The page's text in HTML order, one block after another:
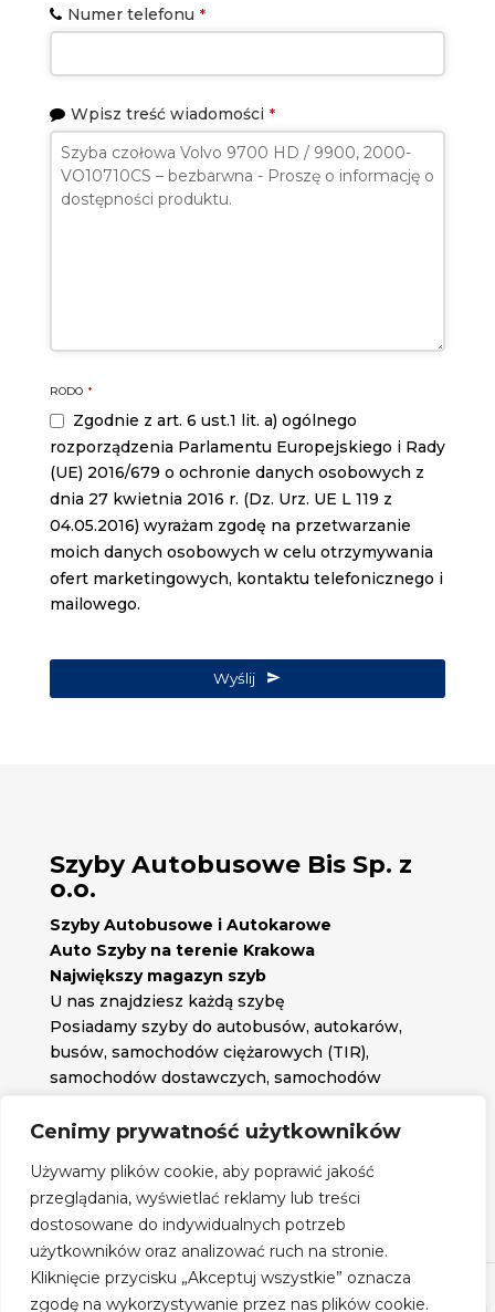
Cenimy prywatność użytkowników
Używamy plików cookie, aby poprawić jakość
przeglądania, wyświetlać reklamy lub treści
dostosowane do indywidualnych potrzeb
użytkowników oraz analizować ruch na stronie.
Kliknięcie przycisku „Akceptuj wszystkie” oznacza
zgodę na wykorzystywanie przez nas plików cookie.
Numer telefonu *
Wpisz treść wiadomości *
Phone
Number *
RODO *
Zgodnie z art. 6 ust.1 lit. a) ogólnego
rozporządzenia Parlamentu Europejskiego i Rady
(UE) 2016/679 o ochronie danych osobowych z
dnia 27 kwietnia 2016 r. (Dz. Urz. UE L 119 z
04.05.2016) wyrażam zgodę na przetwarzanie
moich danych osobowych w celu otrzymywania
ofert marketingowych, kontaktu telefonicznego i
mailowego.
Wyślij
Szyby Autobusowe Bis Sp. z
o.o.
Szyby Autobusowe i Autokarowe
Auto Szyby na terenie Krakowa
Największy magazyn szyb
U nas znajdziesz każdą szybę
Posiadamy szyby do autobusów, autokarów,
busów, samochodów ciężarowych (TIR),
samochodów dostawczych, samochodów
potrzebujesz.
Znajdź nas na: 
Obserwuj nas na:
Regulamin zakupów